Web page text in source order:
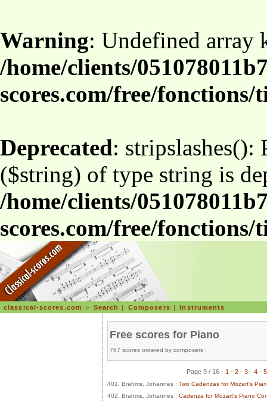
Warning: Undefined array
/home/clients/
scores.com/free/
Deprecated: stripslashes():
($string) of type string is
/home/clients/
scores.com/free/
classical-scores.com > Search | Composers |Instruments
Free scores for Piano
767 scores ordered by composers :
Page 9 / 16 - 1 - 2 - 3 - 4 - 5
401. Brahms, Johannes : Two Cadenzas for Mozart's
402. Brahms, Johannes : Cadenza for Mozart's Piano